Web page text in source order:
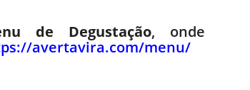
de Degustação, onde
avertavira.com/menu/